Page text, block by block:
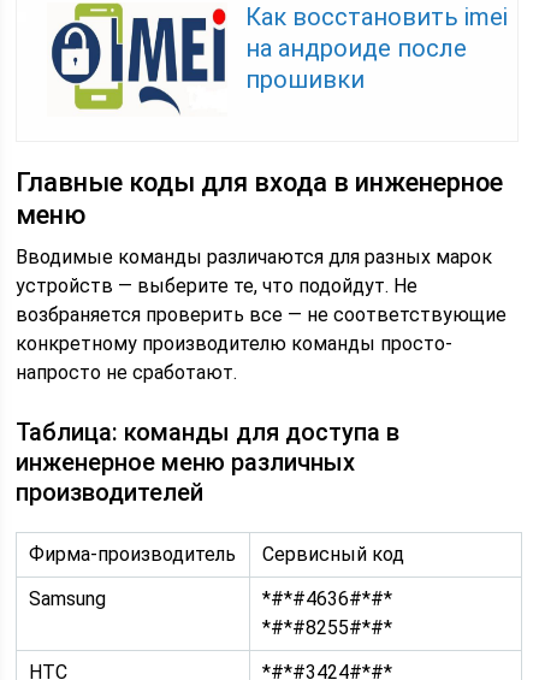
Как восстановить imei
на андроиде после
прошивки
Главные коды для входа в инженерное
меню
Вводимые команды различаются для разных марок
устройств — выберите те, что подойдут. Не
возбраняется проверить все — не соответствующие
конкретному производителю команды просто-
напросто не сработают.
Таблица: команды для доступа в
инженерное меню различных
производителей
Фирма-производитель
Сервисный код
Samsung
*#*#4636#*#*
*#*#8255#*#*
HTC
*#*#3424#*#*